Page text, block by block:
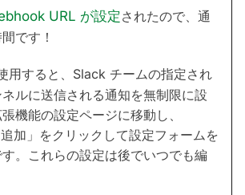
URL が設定 されたので、通
です！
用すると、Slack チームの指定され
ルに送信される通知を無制限に設
機能の設定ページに移動し、
加」をクリックして設定フォームを
。これらの設定は後でいつでも編